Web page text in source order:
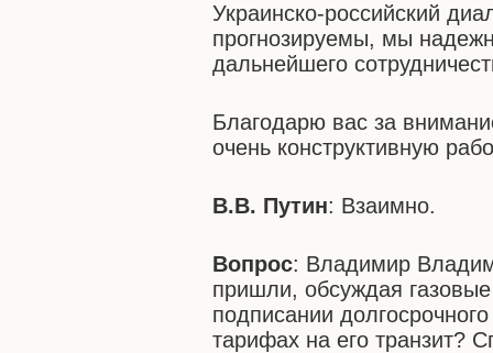
Украинско-российский
прогнозируемы, мы
дальнейшего
Благодарю вас за
очень конструктивную
В.В. Путин: Взаимно.
Вопрос: Владимир
пришли, обсуждая
подписании
тарифах на его транзит?